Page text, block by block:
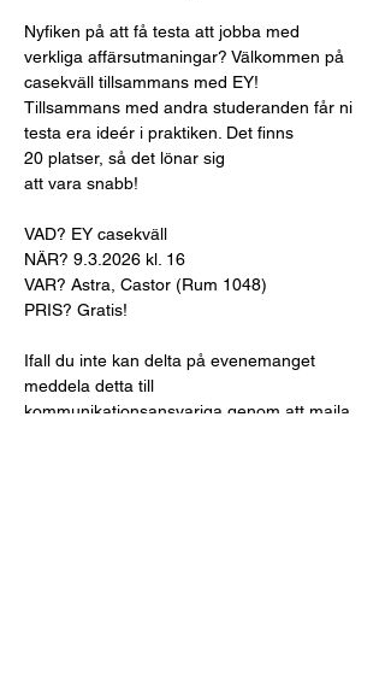
Nyfiken på att få testa att jobba med
verkliga affärsutmaningar? Välkommen på
casekväll tillsammans med EY!
Tillsammans med andra studeranden får ni
testa era ideér i praktiken. Det finns
20 platser, så det lönar sig
att vara snabb!
VAD? EY casekväll
NÄR? 9.3.2026 kl. 16
VAR? Astra, Castor (Rum 1048)
PRIS? Gratis!
Ifall du inte kan delta på evenemanget
meddela detta till
kommunikationsansvariga genom att maila